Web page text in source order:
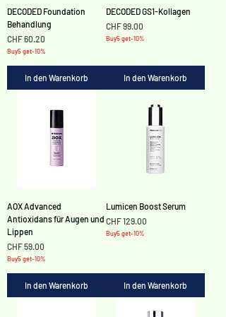
DECODED Foundation
Behandlung
Preis
CHF 60.20
Buy5 get-10%
In den Warenkorb
DECODED GS1-Kollagen
Preis
CHF 99.00
Buy5 get-10%
In den Warenkorb
AOX Advanced
Antioxidans für Augen und
Lippen
Preis
CHF 59.00
Buy5 get-10%
In den Warenkorb
Lumicen Boost Serum
Preis
CHF 129.00
Buy5 get-10%
In den Warenkorb